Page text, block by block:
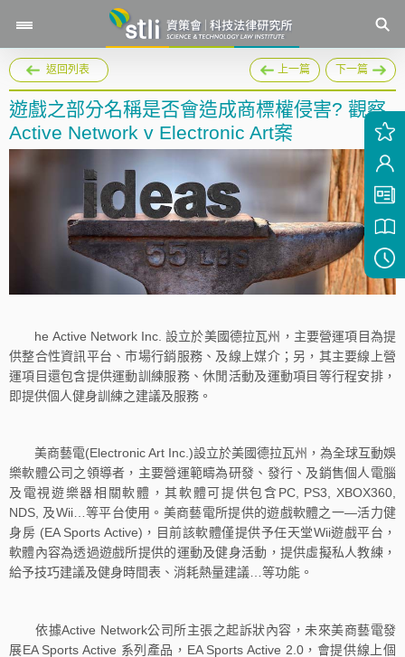
返回列表 上一篇 下一篇
遊戲之部分名稱是否會造成商標權侵害? 觀察
Active Network v Electronic Art案
he Active Network Inc. 設立於美國德拉瓦州，主要營運項目為提
供整合性資訊平台、市場行銷服務、及線上媒介；另，其主要線上營
運項目還包含提供運動訓練服務、休閒活動及運動項目等行程安排，
即提供個人健身訓練之建議及服務。
美商藝電(Electronic Art Inc.)設立於美國德拉瓦州，為全球互動娛
樂軟體公司之領導者，主要營運範疇為研發、發行、及銷售個人電腦
及電視遊樂器相關軟體，其軟體可提供包含PC, PS3, XBOX360,
NDS, 及Wii…等平台使用。美商藝電所提供的遊戲軟體之一—活力健
身房 (EA Sports Active)，目前該軟體僅提供予任天堂Wii遊戲平台，
軟體內容為透過遊戲所提供的運動及健身活動，提供虛擬私人教練，
給予技巧建議及健身時間表、消耗熱量建議…等功能。
依據Active Network公司所主張之起訴狀內容，未來美商藝電發
展EA Sports Active 系列產品，EA Sports Active 2.0，會提供線上個